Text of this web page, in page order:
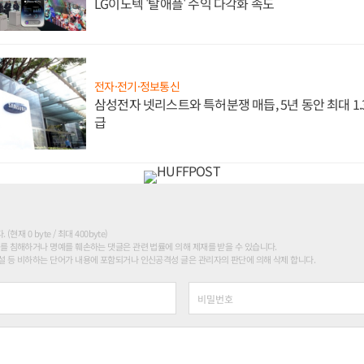
전자·전기·정보통신
삼성전자 넷리스트와 특허분쟁 매듭, 5년 동안 최대
급
. (현재 0 byte / 최대 400byte)
침해하거나 명예를 훼손하는 댓글은 관련 법률에 의해 제재를 받을 수 있습니다.
등 비하하는 단어가 내용에 포함되거나 인신공격성 글은 관리자의 판단에 의해 삭제 합니다.